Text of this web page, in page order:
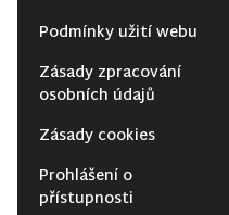
Podmínky užití webu
Zásady zpracování
osobních údajů
Zásady cookies
Prohlášení o
přístupnosti